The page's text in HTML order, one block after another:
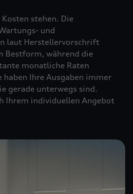
stehen. Die
und
laut Herstellervorschrift
Bestform, während die
monatliche Raten
haben Ihre Ausgaben immer
gerade unterwegs sind.
Ihrem individuellen Angebot